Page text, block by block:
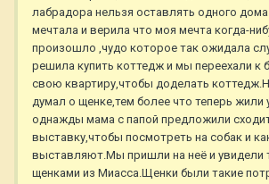
лабрадора нельзя оставлять одного дома
мечтала и верила что моя мечта когда-
произошло ,чудо которое так ожидала
решила купить коттедж и мы переехали к
свою квартиру,чтобы доделать
думал о щенке,тем более что теперь жили
однажды мама с папой предложили
выставку,чтобы посмотреть на собак и
выставляют.Мы пришли на неё и увидели
щенками из Миасса.Щенки были такие